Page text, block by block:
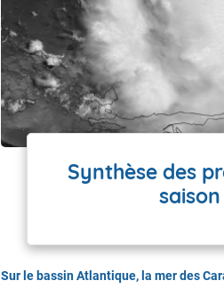
Synthèse des
Sur le bassin Atlantique, la mer des